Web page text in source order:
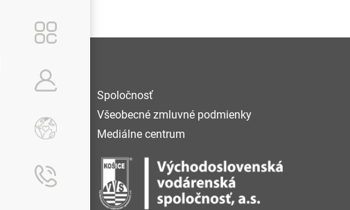
Spoločnosť
Všeobecné zmluvné podmienky
Mediálne centrum